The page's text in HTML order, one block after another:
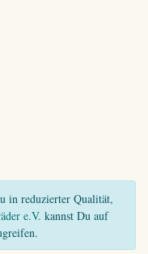
in reduzierter Qualität,
e.V. kannst Du auf